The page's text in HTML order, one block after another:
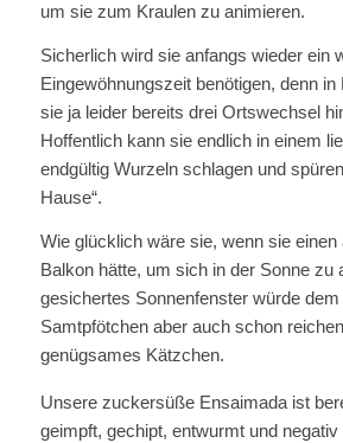
um sie zum Kraulen zu animieren.
Sicherlich wird sie anfangs wieder ein
Eingewöhnungszeit benötigen, denn in
sie ja leider bereits drei Ortswechsel
Hoffentlich kann sie endlich in einem
endgültig Wurzeln schlagen und
Hause“.
Wie glücklich wäre sie, wenn sie einen
Balkon hätte, um sich in der Sonne zu
gesichertes Sonnenfenster würde
Samtpfötchen aber auch schon
genügsames Kätzchen.
Unsere zuckersüße Ensaimada ist
geimpft, gechipt, entwurmt und negativ